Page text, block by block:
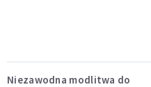
Niezawodna modlitwa do